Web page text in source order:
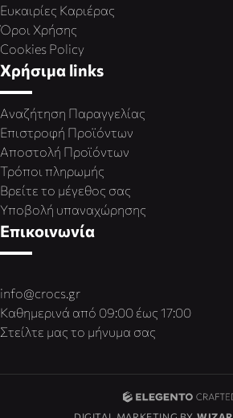
Ευκαιρίες Καριέρας
Όροι Χρήσης
Cookies Policy
Χρήσιμα links
Αναζήτηση Παραγγελίας
Επιστροφή Προϊόντων
Αποστολή Προϊόντων
Τρόποι πληρωμής
Βρείτε το μέγεθος σας
Υποβολή υπαναχώρησης
Επικοινωνία
info@crocs.gr
Καθημερινά από 09:00 έως 17:00
Στείλτε μας το μήνυμα σας